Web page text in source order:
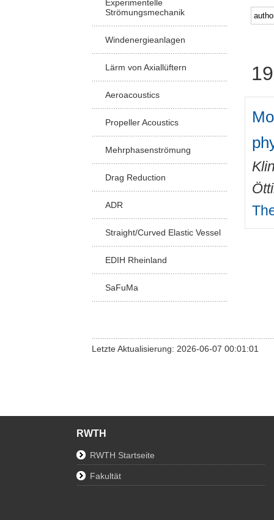
Experimentelle
Strömungsmechanik
Windenergieanlagen
Lärm von Axiallüftern
Aeroacoustics
Propeller Acoustics
Mehrphasenströmung
Drag Reduction
ADR
Straight/Curved Elastic Vessel
EDIH Rheinland
SaFuMa
Letzte Aktualisierung: 2026-06-07 00:01:01
RWTH
RWTH Startseite
Fakultät